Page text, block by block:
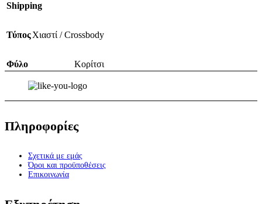
Shipping
ΤύποςΧιαστί / Crossbody
Φύλο Κορίτσι
Πληροφορίες
Σχετικά με εμάς
Όροι και προϋποθέσεις
Επικοινωνία